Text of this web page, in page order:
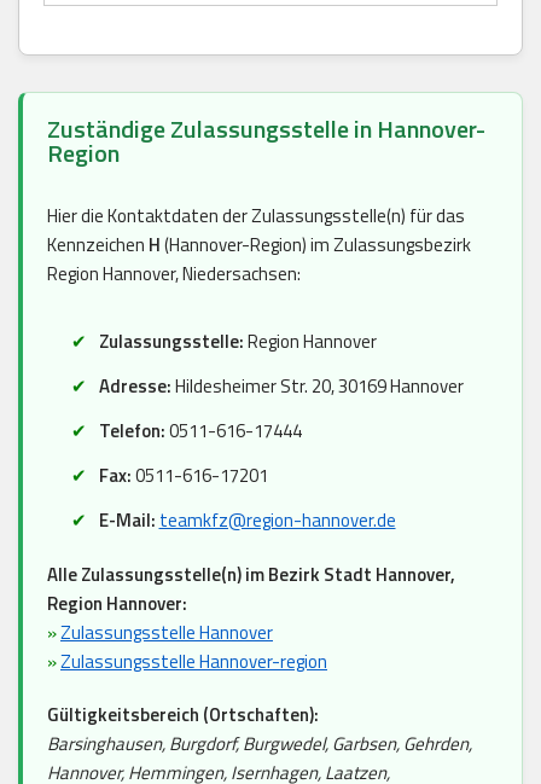
Zuständige Zulassungsstelle in Hannover-
Region
Hier die Kontaktdaten der Zulassungsstelle(n) für das
Kennzeichen H(Hannover-Region) im Zulassungsbezirk
Region Hannover, Niedersachsen:
Zulassungsstelle:Region Hannover
Adresse:Hildesheimer Str. 20, 30169 Hannover
Telefon:0511-616-17444
Fax:0511-616-17201
E-Mail: teamkfz@region-hannover.de
Alle Zulassungsstelle(n) im Bezirk Stadt Hannover,
Region Hannover:
»Zulassungsstelle Hannover
»Zulassungsstelle Hannover-region
Gültigkeitsbereich (Ortschaften):
Barsinghausen, Burgdorf, Burgwedel, Garbsen, Gehrden,
Hannover, Hemmingen, Isernhagen, Laatzen,